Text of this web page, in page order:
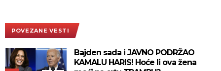
POVEZANE VESTI
Bajden sada i JAVNO PODRŽAO
KAMALU HARIS! Hoće li ova žena